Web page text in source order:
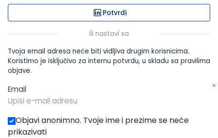
Potvrdi
ili nastavi sa
Tvoja email adresa neće biti vidljiva drugim korisnicima.
Koristimo je isključivo za internu potvrdu, u skladu sa pravilima
objave.
Email *
Objavi anonimno. Tvoje ime i prezime se neće
prikazivati